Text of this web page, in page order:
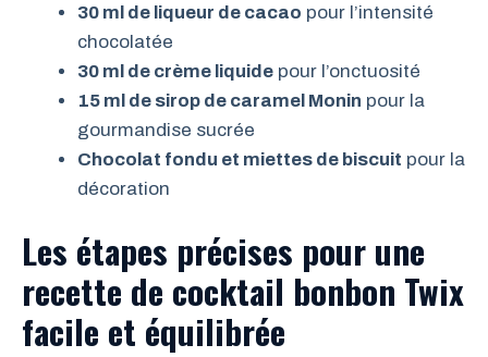
30 ml de liqueur de cacao pour l’intensité
chocolatée
30 ml de crème liquide pour l’onctuosité
15 ml de sirop de caramel Monin pour la
gourmandise sucrée
Chocolat fondu et miettes de biscuit pour la
décoration
Les étapes précises pour une
recette de cocktail bonbon Twix
facile et équilibrée